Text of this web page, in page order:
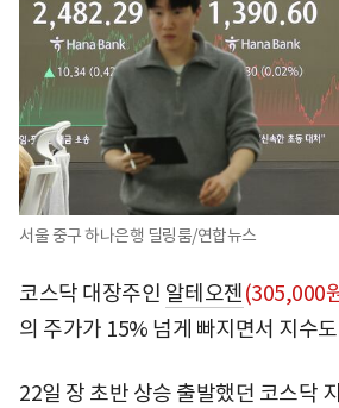
서울 중구 하나은행 딜링룸/연합뉴스
코스닥 대장주인 알테오젠(305,000
의 주가가 15% 넘게 빠지면서 지수
22일 장 초반 상승 출발했던 코스닥